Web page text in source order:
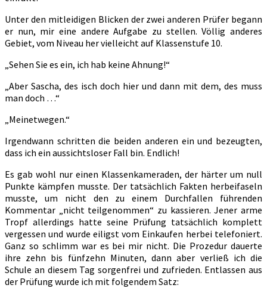
Unter den mitleidigen Blicken der zwei anderen Prüfer begann
er nun, mir eine andere Aufgabe zu stellen. Völlig anderes
Gebiet, vom Niveau her vielleicht auf Klassenstufe 10.
„Sehen Sie es ein, ich hab keine Ahnung!“
„Aber Sascha, des isch doch hier und dann mit dem, des muss
man doch …“
„Meinetwegen.“
Irgendwann schritten die beiden anderen ein und bezeugten,
dass ich ein aussichtsloser Fall bin. Endlich!
Es gab wohl nur einen Klassenkameraden, der härter um null
Punkte kämpfen musste. Der tatsächlich Fakten herbeifaseln
musste, um nicht den zu einem Durchfallen führenden
Kommentar „nicht teilgenommen“ zu kassieren. Jener arme
Tropf allerdings hatte seine Prüfung tatsächlich komplett
vergessen und wurde eiligst vom Einkaufen herbei telefoniert.
Ganz so schlimm war es bei mir nicht. Die Prozedur dauerte
ihre zehn bis fünfzehn Minuten, dann aber verließ ich die
Schule an diesem Tag sorgenfrei und zufrieden. Entlassen aus
der Prüfung wurde ich mit folgendem Satz: